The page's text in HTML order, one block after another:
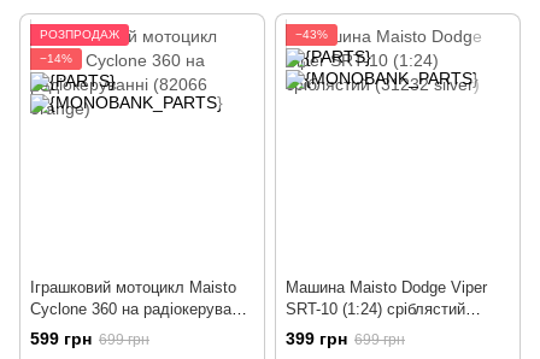
РОЗПРОДАЖ
−14%
Іграшковий мотоцикл Maisto
Cyclone 360 на радіокеруванні
(82066 orange)
599 грн 699 грн
−43%
Машина Maisto Dodge Viper
SRT-10 (1:24) сріблястий
(31232 silver)
399 грн 699 грн